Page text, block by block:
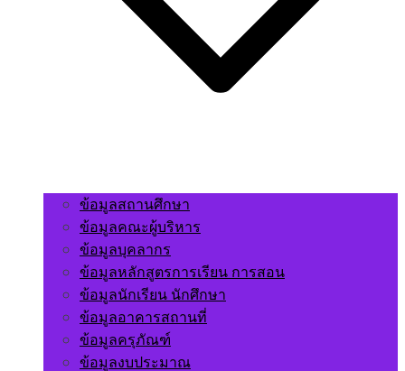
ข้อมูลสถานศึกษา
ข้อมูลคณะผู้บริหาร
ข้อมูลบุคลากร
ข้อมูลหลักสูตรการเรียน การสอน
ข้อมูลนักเรียน นักศึกษา
ข้อมูลอาคารสถานที่
ข้อมูลครุภัณฑ์
ข้อมูลงบประมาณ